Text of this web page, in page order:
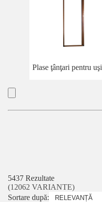
Plase ţânţari pentru uşi
5437 Rezultate
(12062 VARIANTE)
Sortare după: